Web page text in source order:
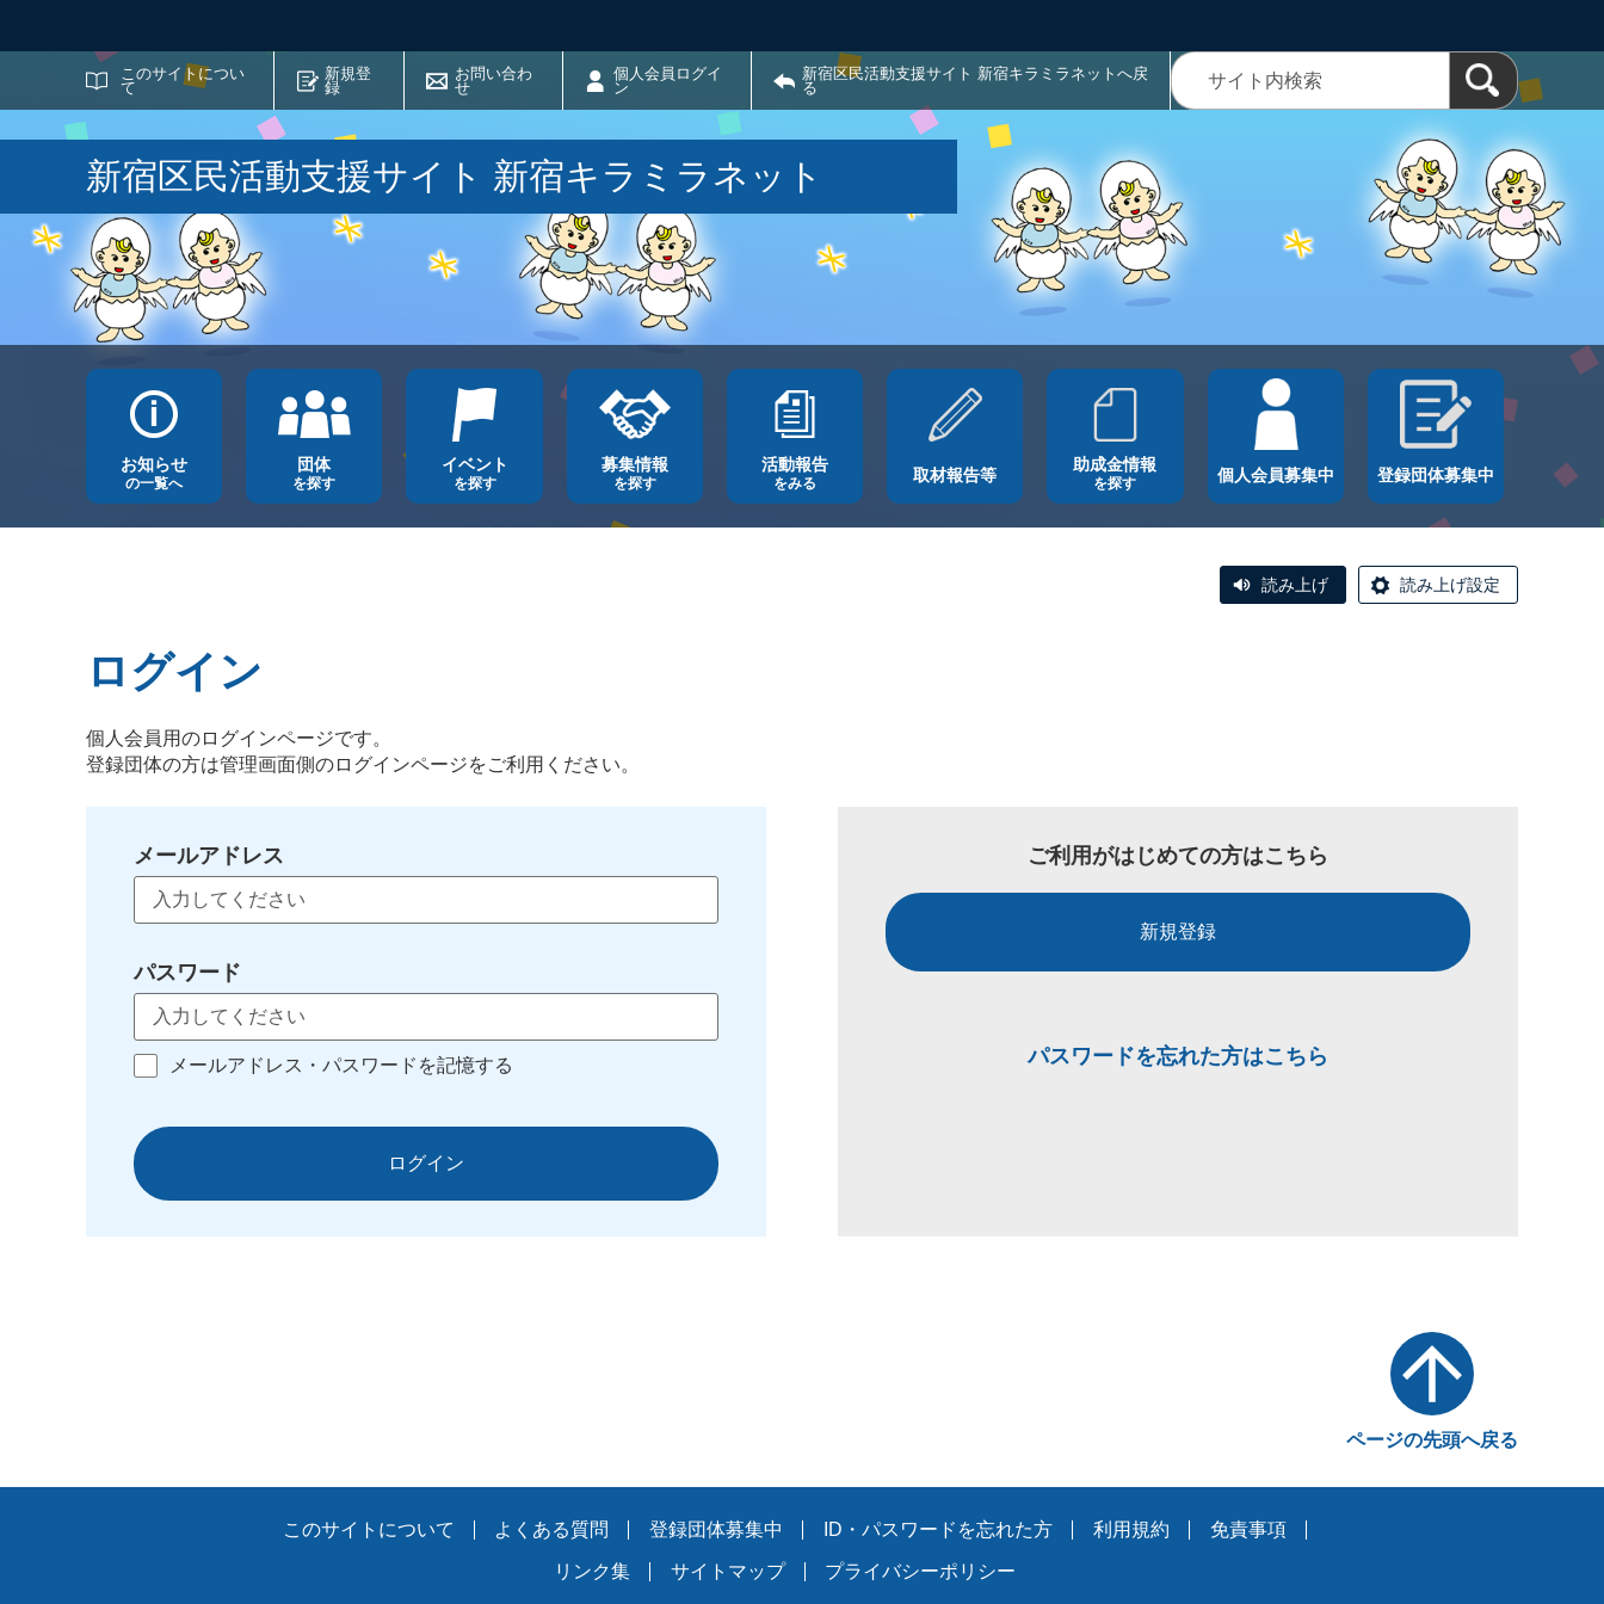
このサイトについ
て
新規登
録
お問い合わ
せ
個人会員ログイ
ン
新宿区民活動支援サイト 新宿キラミラネットへ戻
る
サイト内検索
新宿区民活動支援サイト 新宿キラミラネット
お知らせ
の一覧へ
団体
を探す
イベント
を探す
募集情報
を探す
活動報告
をみる 取材報告等
助成金情報
を探す 個人会員募集中 登録団体募集中
読み上げ 読み上げ設定
ログイン
個人会員用のログインページです。
登録団体の方は管理画面側のログインページをご利用ください。
メールアドレス
パスワード
メールアドレス・パスワードを記憶する
ログイン
ご利用がはじめての方はこちら
新規登録
パスワードを忘れた方はこちら
ページの先頭へ戻る
このサイトについて よくある質問 登録団体募集中 ID・パスワードを忘れた方 利用規約 免責事項
リンク集 サイトマップ プライバシーポリシー